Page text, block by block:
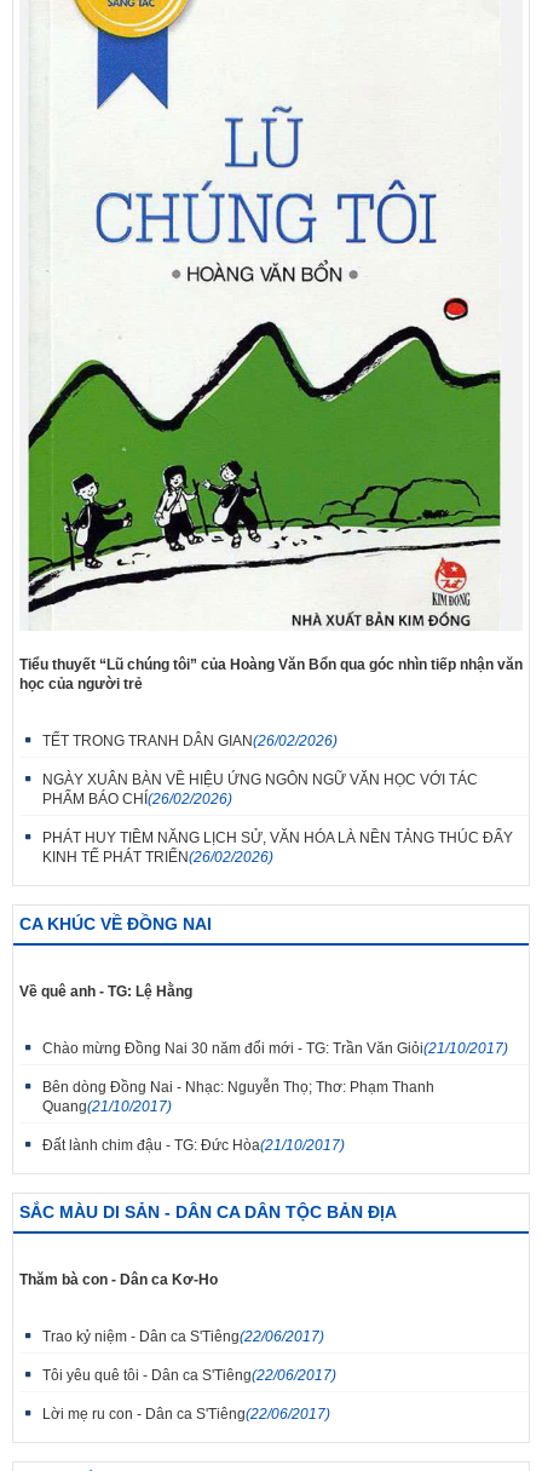
Tiểu thuyết “Lũ chúng tôi” của Hoàng Văn Bổn qua góc nhìn tiếp nhận văn
học của người trẻ
TẾT TRONG TRANH DÂN GIAN(26/02/2026)
NGÀY XUÂN BÀN VỀ HIỆU ỨNG NGÔN NGỮ VĂN HỌC VỚI TÁC
PHẨM BÁO CHÍ (26/02/2026)
PHÁT HUY TIỀM NĂNG LỊCH SỬ, VĂN HÓA LÀ NỀN TẢNG THÚC ĐẨY
KINH TẾ PHÁT TRIỂN(26/02/2026)
CA KHÚC VỀ ĐỒNG NAI
Về quê anh - TG: Lệ Hằng
Chào mừng Đồng Nai 30 năm đổi mới - TG: Trần Văn Giỏi(21/10/2017)
Bên dòng Đồng Nai - Nhạc: Nguyễn Thọ; Thơ: Phạm Thanh
Quang(21/10/2017)
Đất lành chim đậu - TG: Đức Hòa(21/10/2017)
SẮC MÀU DI SẢN - DÂN CA DÂN TỘC BẢN ĐỊA
Thăm bà con - Dân ca Kơ-Ho
Trao kỷ niệm - Dân ca S'Tiêng(22/06/2017)
Tôi yêu quê tôi - Dân ca S'Tiêng(22/06/2017)
Lời mẹ ru con - Dân ca S'Tiêng(22/06/2017)